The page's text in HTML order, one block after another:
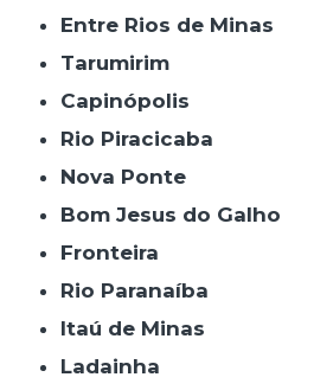
Entre Rios de Minas
Tarumirim
Capinópolis
Rio Piracicaba
Nova Ponte
Bom Jesus do Galho
Fronteira
Rio Paranaíba
Itaú de Minas
Ladainha